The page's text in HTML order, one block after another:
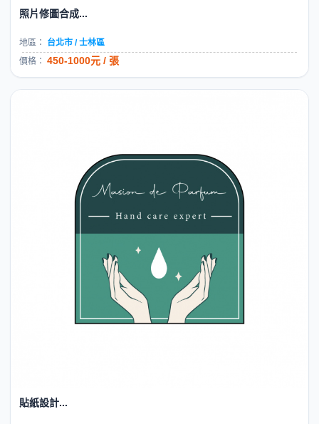
照片修圖合成...
地區：
台北市 / 士林區
價格： 450-1000元 / 張
貼紙設計...